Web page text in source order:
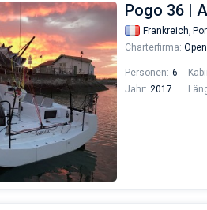
Pogo 36 |
Frankreich,
Charterfirma:
Personen: 6
Jahr: 2017